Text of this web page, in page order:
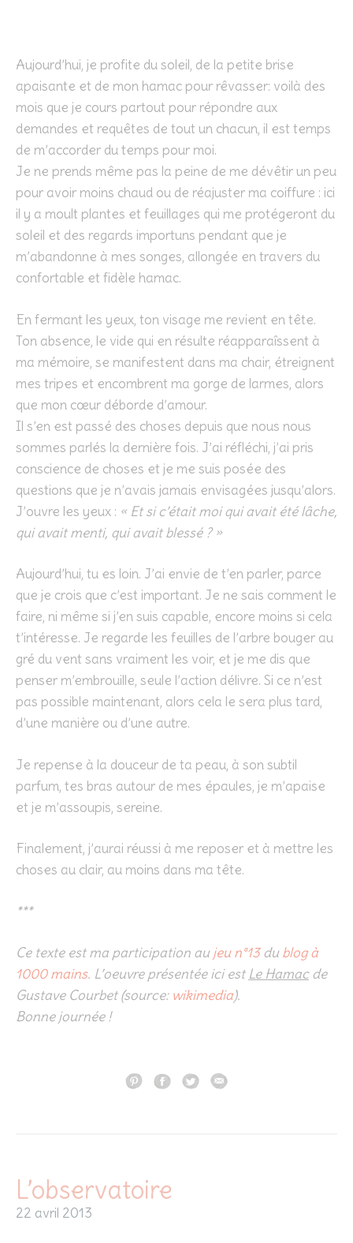
Aujourd’hui, je profite du soleil, de la petite brise
apaisante et de mon hamac pour rêvasser: voilà des
mois que je cours partout pour répondre aux
demandes et requêtes de tout un chacun, il est temps
de m’accorder du temps pour moi.
Je ne prends même pas la peine de me dévêtir un peu
pour avoir moins chaud ou de réajuster ma coiffure : ici
il y a moult plantes et feuillages qui me protégeront du
soleil et des regards importuns pendant que je
m’abandonne à mes songes, allongée en travers du
confortable et fidèle hamac.
En fermant les yeux, ton visage me revient en tête.
Ton absence, le vide qui en résulte réapparaîssent à
ma mémoire, se manifestent dans ma chair, étreignent
mes tripes et encombrent ma gorge de larmes, alors
que mon cœur déborde d’amour.
Il s’en est passé des choses depuis que nous nous
sommes parlés la dernière fois. J’ai réfléchi, j’ai pris
conscience de choses et je me suis posée des
questions que je n’avais jamais envisagées jusqu’alors.
J’ouvre les yeux : « Et si c’était moi qui avait été lâche,
qui avait menti, qui avait blessé ? »
Aujourd’hui, tu es loin. J’ai envie de t’en parler, parce
que je crois que c’est important. Je ne sais comment le
faire, ni même si j’en suis capable, encore moins si cela
t’intéresse. Je regarde les feuilles de l’arbre bouger au
gré du vent sans vraiment les voir, et je me dis que
penser m’embrouille, seule l’action délivre. Si ce n’est
pas possible maintenant, alors cela le sera plus tard,
d’une manière ou d’une autre.
Je repense à la douceur de ta peau, à son subtil
parfum, tes bras autour de mes épaules, je m’apaise
et je m’assoupis, sereine.
Finalement, j’aurai réussi à me reposer et à mettre les
choses au clair, au moins dans ma tête.
***
Ce texte est ma participation aujeu n°13dublog à
1000 mains. L’oeuvre présentée ici est Le Hamacde
Gustave Courbet (source: wikimedia).
Bonne journée !
L’observatoire
22 avril 2013